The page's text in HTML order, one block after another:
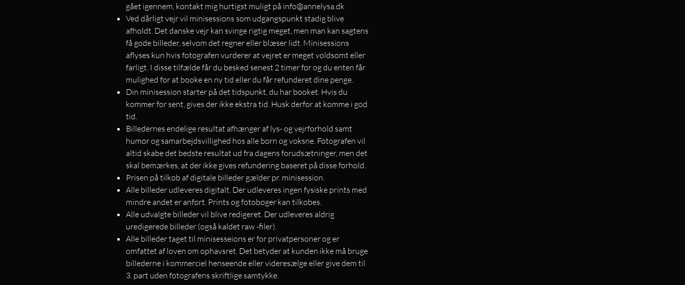
gået igennem, kontakt mig hurtigst muligt på info@annelysa.dk
Ved dårligt vejr vil minisessions som udgangspunkt stadig blive
afholdt. Det danske vejr kan svinge rigtig meget, men man kan sagtens
få gode billeder, selvom det regner eller blæser lidt. Minisessions
aflyses kun hvis fotografen vurderer at vejret er meget voldsomt eller
farligt. I disse tilfælde får du besked senest 2 timer før og du enten får
mulighed for at booke en ny tid eller du får refunderet dine penge.
Din minisession starter på det tidspunkt, du har booket. Hvis du
kommer for sent, gives der ikke ekstra tid. Husk derfor at komme i god
tid.
Billedernes endelige resultat afhænger af lys- og vejrforhold samt
humør og samarbejdsvillighed hos alle børn og voksne. Fotografen vil
altid skabe det bedste resultat ud fra dagens forudsætninger, men det
skal bemærkes, at der ikke gives refundering baseret på disse forhold.
Prisen på tilkøb af digitale billeder gælder pr. minisession.
Alle billeder udleveres digitalt. Der udleveres ingen fysiske prints med
mindre andet er anført. Prints og fotobøger kan tilkøbes.
Alle udvalgte billeder vil blive redigeret. Der udleveres aldrig
uredigerede billeder (også kaldet raw -filer).
Alle billeder taget til minisesseions er for privatpersoner og er
omfattet af loven om ophavsret. Det betyder at kunden ikke må bruge
billederne i kommerciel henseende eller videresælge eller give dem til
3. part uden fotografens skriftlige samtykke.